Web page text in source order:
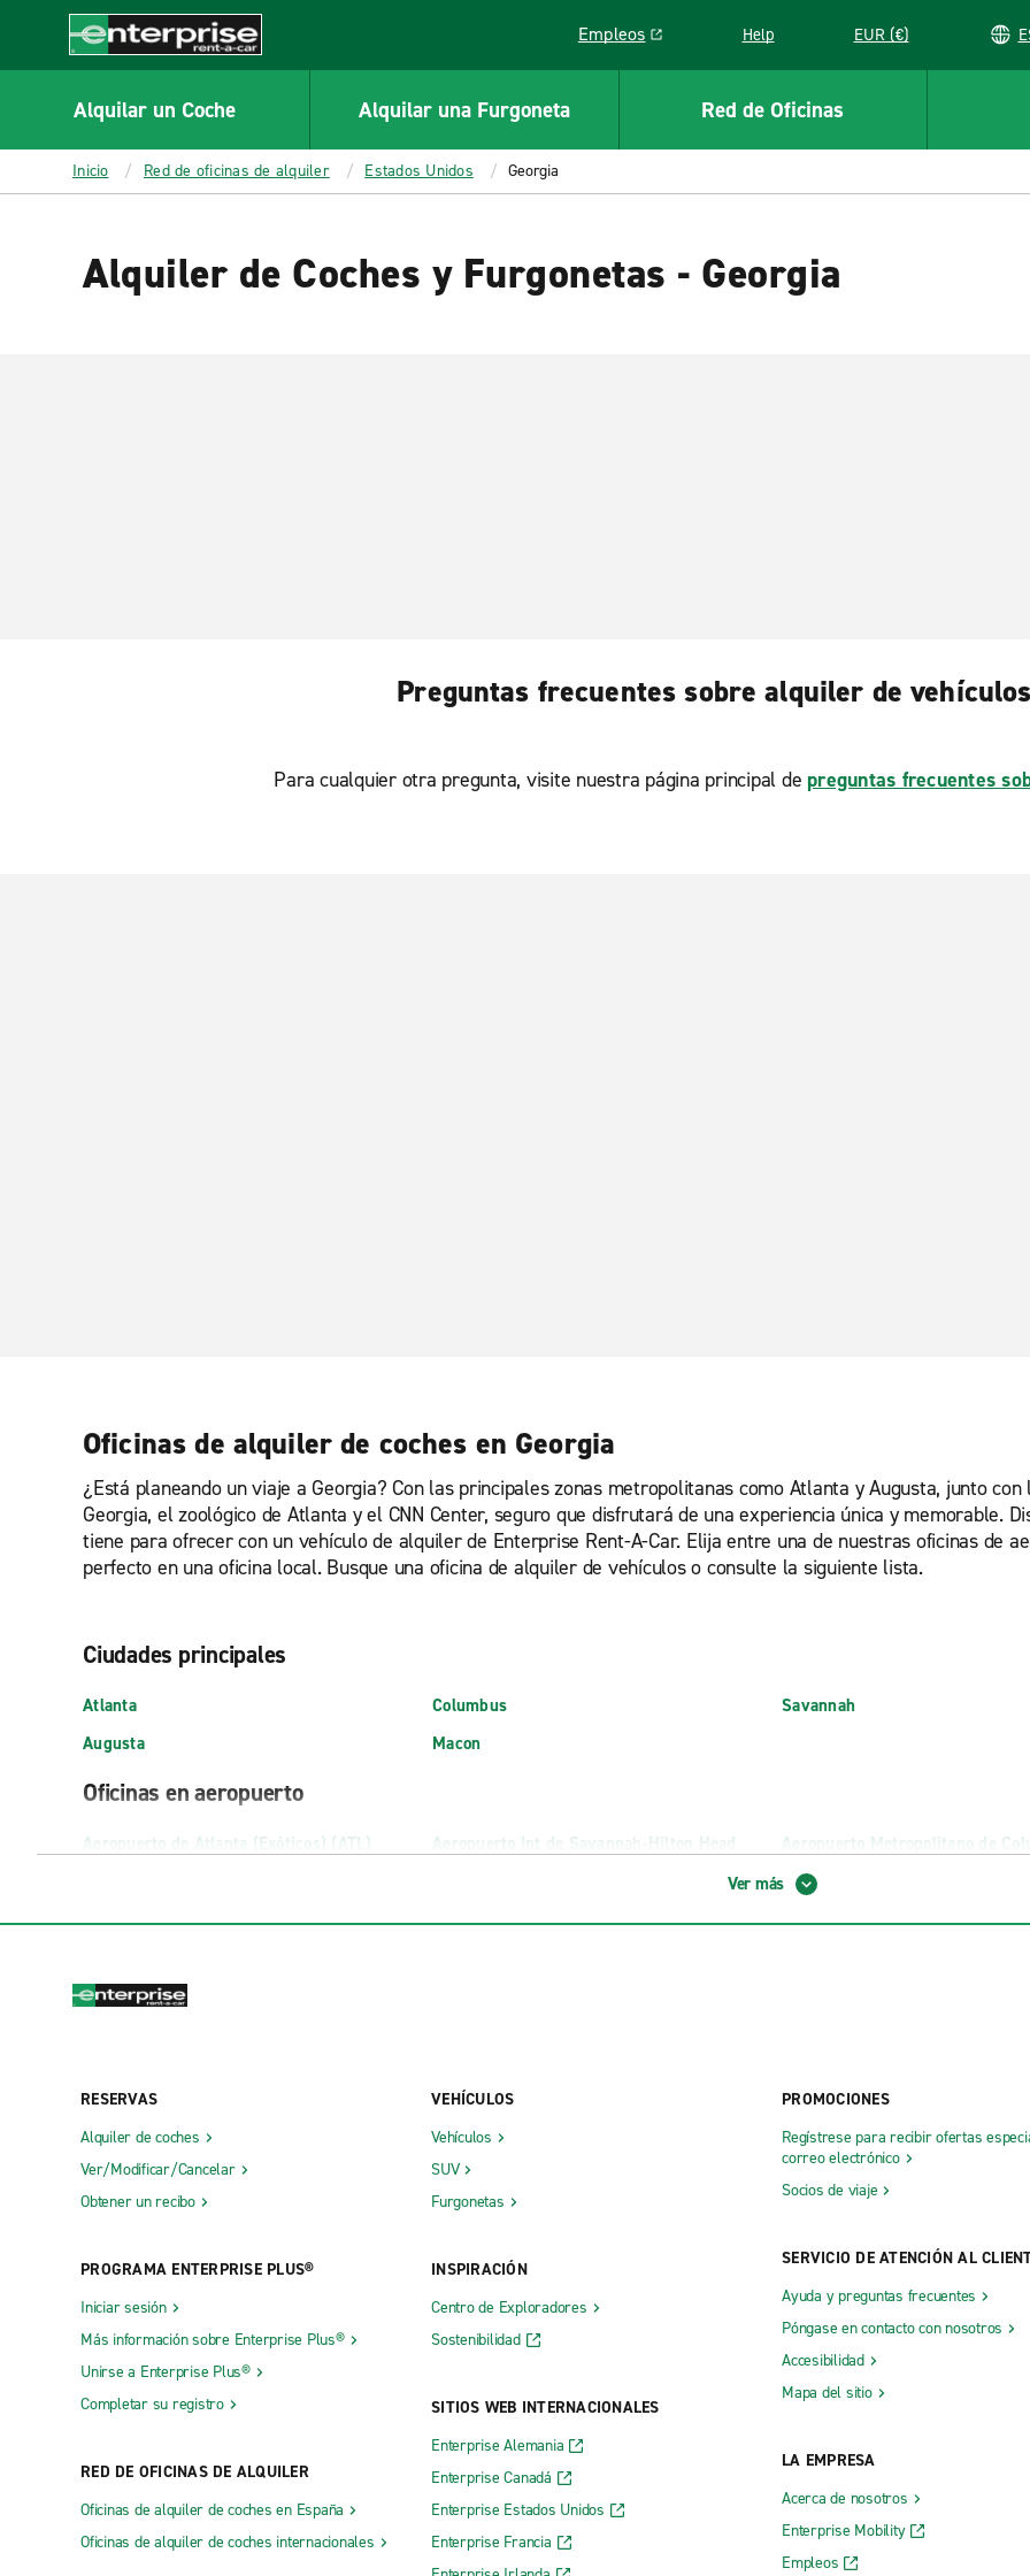
CONTENT
Enterprise
Empleos
Link opens in a new window
Help EUR (€)
Alquilar un Coche Alquilar una Furgoneta Red de Oficinas
Inicio Red de oficinas de alquiler Estados Unidos Georgia
Alquiler de Coches y Furgonetas - Georgia
Preguntas frecuentes sobre alquiler de
Para cualquier otra pregunta, visite nuestra página principal de preguntas frecuentes
Oficinas de alquiler de coches en Georgia
¿Está planeando un viaje a Georgia? Con las principales zonas metropolitanas como Atlanta y Augusta, junto
Georgia, el zoológico de Atlanta y el CNN Center, seguro que disfrutará de una experiencia única y memorable.
tiene para ofrecer con un vehículo de alquiler de Enterprise Rent-A-Car. Elija entre una de nuestras oficinas de
perfecto en una oficina local. Busque una oficina de alquiler de vehículos o consulte la siguiente lista.
Ciudades principales
Atlanta
Augusta
Columbus
Macon
Savannah
Oficinas en aeropuerto
Aeropuerto de Atlanta (Exóticos) (ATL)
Aeropuerto Int de Savannah-Hilton Head
Aeropuerto Metropolitano de
(CSG)
Acworth
Americus
Athens, Atlanta Hwy.
Athens, Buckhead Piedmont Rd.
Athens, Forest Park
Atlanta Downtown Courtland St.
Atlanta Midtown Howell Mill
Augusta, Gordon Hwy.
Augusta, Washington Rd.
Autopista 155 sur
Commerce
Conyers, Courtesy Ford
Cordele
Cumming, Atlanta Rd.
Cumming, Bethelview Rd.
Dalton
Decatur, North Dekalb
Doraville
LaGrange
Lavonia, Ed Murdock Ford
Lithia, cruce Springs Maxham
Lithonia
Loganville
Macon, cruce Pierce con Riverside
Macon, Pio Nono Ave.
Madison
Ver más
RESERVAS
Alquiler de coches
Ver/Modificar/Cancelar
Obtener un recibo
PROGRAMA ENTERPRISE PLUS®
Iniciar sesión
Más información sobre Enterprise Plus®
Unirse a Enterprise Plus®
Completar su registro
RED DE OFICINAS DE ALQUILER
Oficinas de alquiler de coches en España
Oficinas de alquiler de coches internacionales
VEHÍCULOS
Vehículos
SUV
Furgonetas
INSPIRACIÓN
Centro de Exploradores
Sostenibilidad
SITIOS WEB INTERNACIONALES
Enterprise Alemania
Enterprise Canadá
Enterprise Estados Unidos
Enterprise Francia
PROMOCIONES
Regístrese para recibir ofertas
correo electrónico
Socios de viaje
SERVICIO DE ATENCIÓN AL
Ayuda y preguntas frecuentes
Póngase en contacto con nosotros
Accesibilidad
Mapa del sitio
LA EMPRESA
Acerca de nosotros
Enterprise Mobility
Empleos